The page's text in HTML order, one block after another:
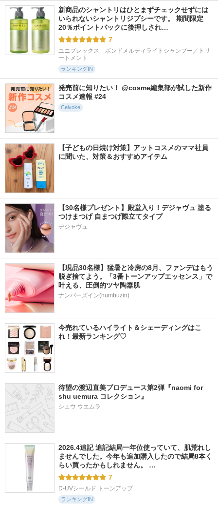
新商品のシャントリはひとまずチェックせずには
いられないシャントリジプシーです。 期間限定
20％ポイントバックに後押しされ…
7
ユニプレックス　ボンドメルティライトシャンプー／トリ
ートメント
ランキングIN
発売前に知りたい！ @cosme編集部が試した新作
コスメ速報 #24
Celvoke
【子どもの日焼け対策】アットコスメのママ社員
に聞いた、対策＆おすすめアイテム
【30名様プレゼント】殿堂入り！デジャヴュ 塗る
つけまつげ 自まつげ際立てタイプ
デジャヴュ
【現品30名様】猛暑と冷房の8月、ファンデはもう
脱ぎ捨てよう。「3番トーンアップエッセンス」で
叶える、圧倒的ツヤ陶器肌
ナンバーズイン(numbuzin)
今売れているハイライト＆シェーディングはこ
れ！最新ランキング♡
待望の渡辺直美プロデュース第2弾『naomi for
shu uemura コレクション』
シュウ ウエムラ
2026.4追記 追記結局一年位使っていて、肌荒れし
ませんでした。今年も追加購入したので結局8本く
らい買ったかもしれません。 …
7
D-UVシールド トーンアップ
ランキングIN